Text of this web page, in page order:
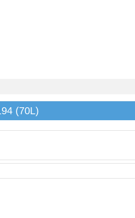
(70L)